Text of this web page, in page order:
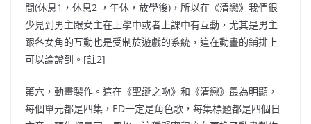
間(休息1，休息2 ，午休，放學後)，所以在《清戀》我們很
少見到男主跟女主在上學中或者上課中有互動，尤其是男主
跟各女角的互動也是受制於遊戲的系統，這在動畫的鋪排上
可以論證到。[註2]
第六，動畫製作。這在《聖誕之吻》和《清戀》最為明顯，
每個單元都是四集，ED一定是角色歌，每集標題都是四個日